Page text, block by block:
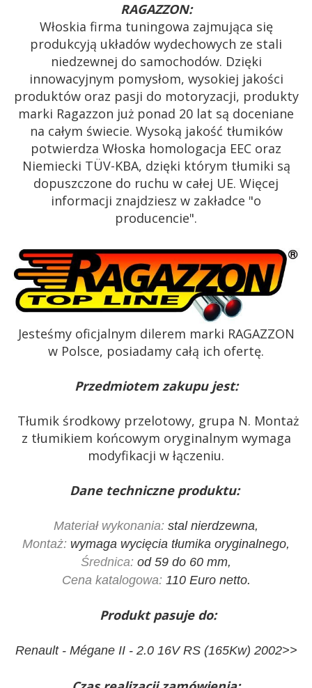
RAGAZZON:
Włoskia firma tuningowa zajmująca się
produkcyją układów wydechowych ze stali
niedzewnej do samochodów. Dzięki
innowacyjnym pomysłom, wysokiej jakości
produktów oraz pasji do motoryzacji, produkty
marki Ragazzon już ponad 20 lat są doceniane
na całym świecie. Wysoką jakość tłumików
potwierdza Włoska homologacja EEC oraz
Niemiecki TÜV-KBA, dzięki którym tłumiki są
dopuszczone do ruchu w całej UE. Więcej
informacji znajdziesz w zakładce "o
producencie".
Jesteśmy oficjalnym dilerem marki RAGAZZON
w Polsce, posiadamy całą ich ofertę.
Przedmiotem zakupu jest:
Tłumik środkowy przelotowy, grupa N. Montaż
z tłumikiem końcowym oryginalnym wymaga
modyfikacji w łączeniu.
Dane techniczne produktu:
Materiał wykonania: stal nierdzewna,
Montaż: wymaga wycięcia tłumika oryginalnego,
Średnica: od 59 do 60 mm,
Cena katalogowa:110 Euro netto.
Produkt pasuje do:
Renault - Mégane II - 2.0 16V RS (165Kw) 2002>>